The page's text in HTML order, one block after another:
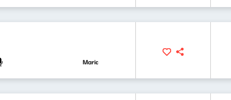
Maria Zamachowska, Jakub Jędras